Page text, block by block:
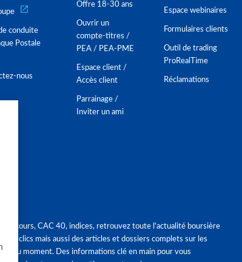
conduite
Postale
nous
Offre 18-30 ans
Ouvrir un
compte-titres /
PEA / PEA-PME
Espace client /
Accès client
Parrainage /
Inviter un ami
Espace webinaires
Formulaires clients
Outil de trading
ProRealTime
Réclamations
cours, CAC 40, indices, retrouvez toute l'actualité boursière
clics mais aussi des articles et dossiers complets sur les
du moment. Des informations clé en main pour vous